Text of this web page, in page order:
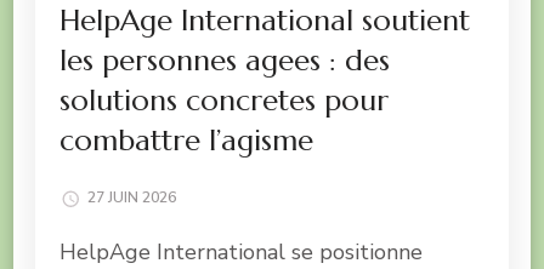
HelpAge International soutient
les personnes agees : des
solutions concretes pour
combattre l’agisme
27 JUIN 2026
HelpAge International se positionne